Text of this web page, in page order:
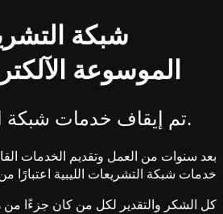
شبكة
الموسوعة
تم إيقاف خدمات شبكة التشريعات الليبية.
بعد سنوات من العمل وتقديم الخدمات
خدمات شبكة التشريعات الليبية اعتبارًا من
كل الشكر والتقدير لكل من كان جزءًا من